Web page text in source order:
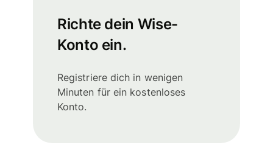
Richte dein Wise-
Konto ein.
Registriere dich in wenigen
Minuten für ein kostenloses
Konto.